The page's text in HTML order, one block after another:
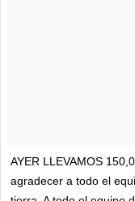
AYER LLEVAMOS
agradecer a todo el